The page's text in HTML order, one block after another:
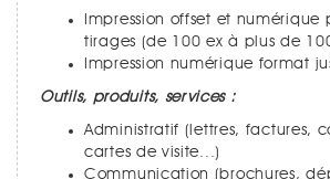
Impression offset et numérique
tirages (de 100 ex à plus de
Impression numérique format
Outils, produits, services :
Administratif (lettres, factures,
cartes de visite...)
Communication (brochures,